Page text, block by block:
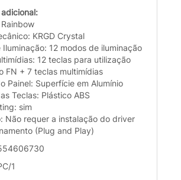
Rainbow
KRGD Crystal
Iluminação: 12 modos de iluminação
12 teclas para utilização
FN + 7 teclas multimídias
Painel: Superfície em Alumínio
Teclas: Plástico ABS
sim
Não requer a instalação do driver
(Plug and Play)
1